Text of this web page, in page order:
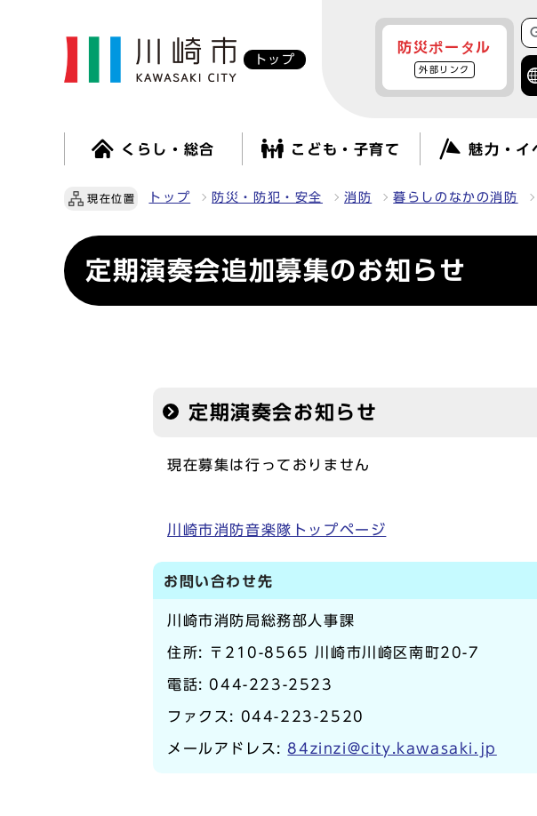
トップ
防災ポータル
外部リンク
くらし・総合 こども・子育て 魅力・イ
現在位置 トップ 防災・防犯・安全 消防 暮らしのなかの消防
定期演奏会追加募集のお知らせ
定期演奏会お知らせ
現在募集は行っておりません
川崎市消防音楽隊トップページ
お問い合わせ先
川崎市消防局総務部人事課
住所: 〒210-8565 川崎市川崎区南町20-7
電話: 044-223-2523
ファクス: 044-223-2520
メールアドレス:84zinzi@city.kawasaki.jp